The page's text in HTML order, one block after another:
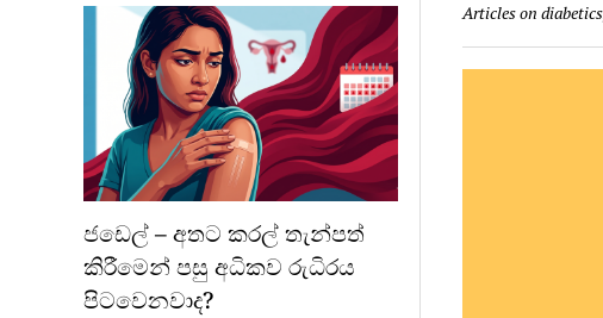
ජඩෙල් – අතට කරල් තැන්පත්
කිරීමෙන් පසු අධිකව රුධිරය
පිටවෙනවාද?
Articles on